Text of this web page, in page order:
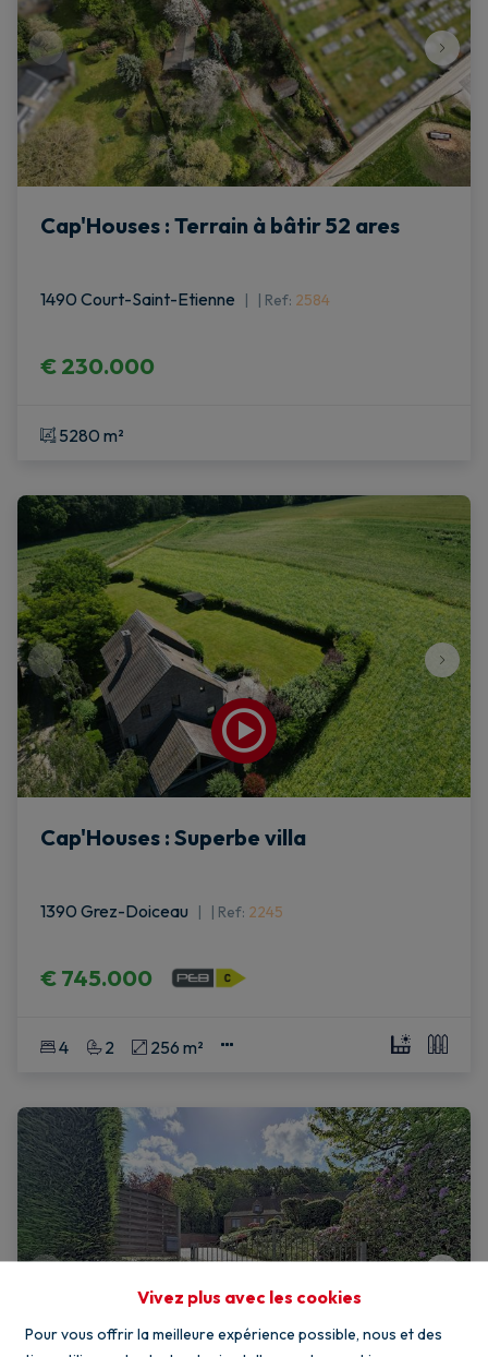
Vivez plus avec les cookies
Pour vous offrir la meilleure expérience possible, nous et des
Cap'Houses : Terrain à bâtir 52 ares
1490 Court-Saint-Etienne | Ref: 2584
€ 230.000
5280 m²
Cap'Houses : Superbe villa
1390 Grez-Doiceau | Ref: 2245
€ 745.000
4 2 256 m²